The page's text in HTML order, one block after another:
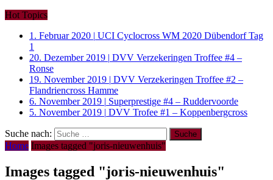
Hot Topics
1. Februar 2020 | UCI Cyclocross WM 2020 Dübendorf Tag
1
20. Dezember 2019 | DVV Verzekeringen Troffee #4 –
Ronse
19. November 2019 | DVV Verzekeringen Troffee #2 –
Flandriencross Hamme
6. November 2019 | Superprestige #4 – Ruddervoorde
5. November 2019 | DVV Trofee #1 – Koppenbergcross
Suche nach:
Home Images tagged "joris-nieuwenhuis"
Images tagged "joris-nieuwenhuis"